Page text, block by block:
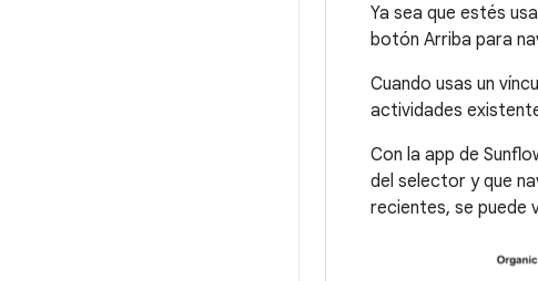
Ya sea que estés
botón Arriba para
Cuando usas un
actividades
Con la app de
del selector y que
recientes, se puede